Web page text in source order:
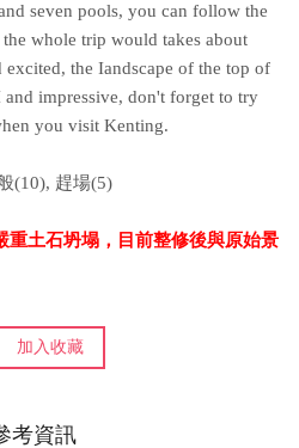
seven pools, you can follow the
whole trip would takes about
the Iandscape of the top of
impressive, don't forget to try
you visit Kenting.
(10), 趕場(5)
重土石坍塌，目前整修後與原始景
加入收藏
考資訊